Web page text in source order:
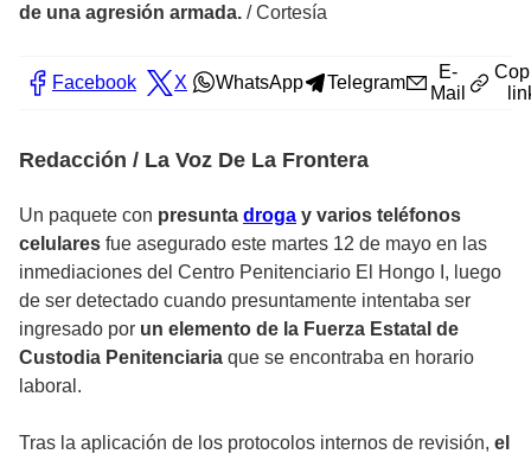
de una agresión armada. /Cortesía
Facebook X WhatsApp Telegram
E-
Mail
Redacción / La Voz De La Frontera
Un paquete con presunta droga y varios teléfonos
celulares fue asegurado este martes 12 de mayo en las
inmediaciones del Centro Penitenciario El Hongo I, luego
de ser detectado cuando presuntamente intentaba ser
ingresado por un elemento de la Fuerza Estatal de
Custodia Penitenciaria que se encontraba en horario
laboral.
Tras la aplicación de los protocolos internos de revisión, el